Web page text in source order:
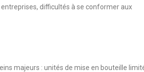
difficultés à se conformer aux
majeurs : unités de mise en bouteille